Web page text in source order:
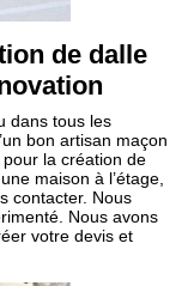
de dalle
dans tous les
bon artisan maçon
la création de
maison à l’étage,
contacter. Nous
Nous avons
votre devis et